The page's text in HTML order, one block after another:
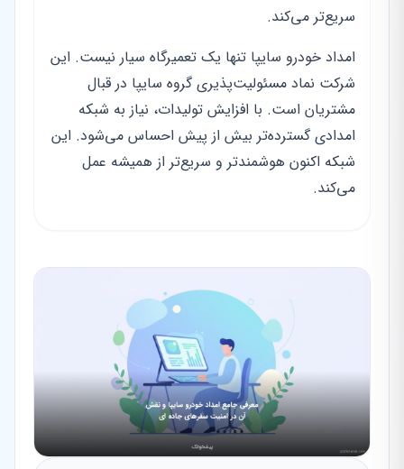
سریع‌تر می‌کند.
امداد خودرو سایپا تنها یک تعمیرگاه سیار نیست. این
شرکت نماد مسئولیت‌پذیری گروه سایپا در قبال
مشتریان است. با افزایش تولیدات، نیاز به شبکه
امدادی گسترده‌تر بیش از پیش احساس می‌شود. این
شبکه اکنون هوشمندتر و سریع‌تر از همیشه عمل
می‌کند.